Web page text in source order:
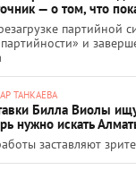
— о том, что
партийной
и
ТАНКАЕВА
Билла Виолы
нужно искать
заставляют